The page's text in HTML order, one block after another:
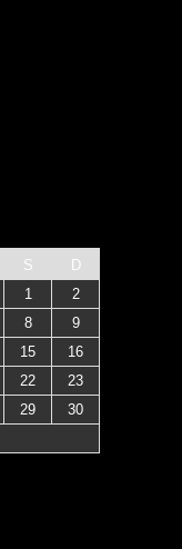
S
D
1
2
8
9
15
16
22
23
29
30